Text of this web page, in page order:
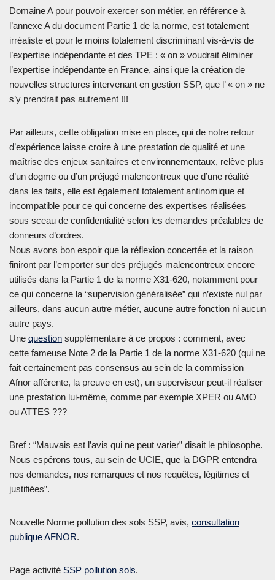
Domaine A pour pouvoir exercer son métier, en référence à
l’annexe A du document Partie 1 de la norme, est totalement
irréaliste et pour le moins totalement discriminant vis-à-vis de
l’expertise indépendante et des TPE : « on » voudrait éliminer
l’expertise indépendante en France, ainsi que la création de
nouvelles structures intervenant en gestion SSP, que l’ « on » ne
s’y prendrait pas autrement !!!
Par ailleurs, cette obligation mise en place, qui de notre retour
d’expérience laisse croire à une prestation de qualité et une
maîtrise des enjeux sanitaires et environnementaux, relève plus
d’un dogme ou d’un préjugé malencontreux que d’une réalité
dans les faits, elle est également totalement antinomique et
incompatible pour ce qui concerne des expertises réalisées
sous sceau de confidentialité selon les demandes préalables de
donneurs d’ordres.
Nous avons bon espoir que la réflexion concertée et la raison
finiront par l’emporter sur des préjugés malencontreux encore
utilisés dans la Partie 1 de la norme X31-620, notamment pour
ce qui concerne la “supervision généralisée” qui n’existe nul par
ailleurs, dans aucun autre métier, aucune autre fonction ni aucun
autre pays.
Une question supplémentaire à ce propos : comment, avec
cette fameuse Note 2 de la Partie 1 de la norme X31-620 (qui ne
fait certainement pas consensus au sein de la commission
Afnor afférente, la preuve en est), un superviseur peut-il réaliser
une prestation lui-même, comme par exemple XPER ou AMO
ou ATTES ???
Bref : “Mauvais est l’avis qui ne peut varier” disait le philosophe.
Nous espérons tous, au sein de UCIE, que la DGPR entendra
nos demandes, nos remarques et nos requêtes, légitimes et
justifiées”.
Nouvelle Norme pollution des sols SSP, avis, consultation
publique AFNOR.
Page activité SSP pollution sols.